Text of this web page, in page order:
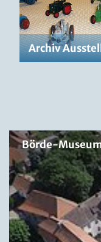
Archiv
Börde-